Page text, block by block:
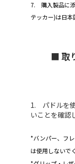
7. 購入製品に添
テッカー)は日本
■ 取
1. パドルを
いことを確認
*バンパー、フ
は使用しないで